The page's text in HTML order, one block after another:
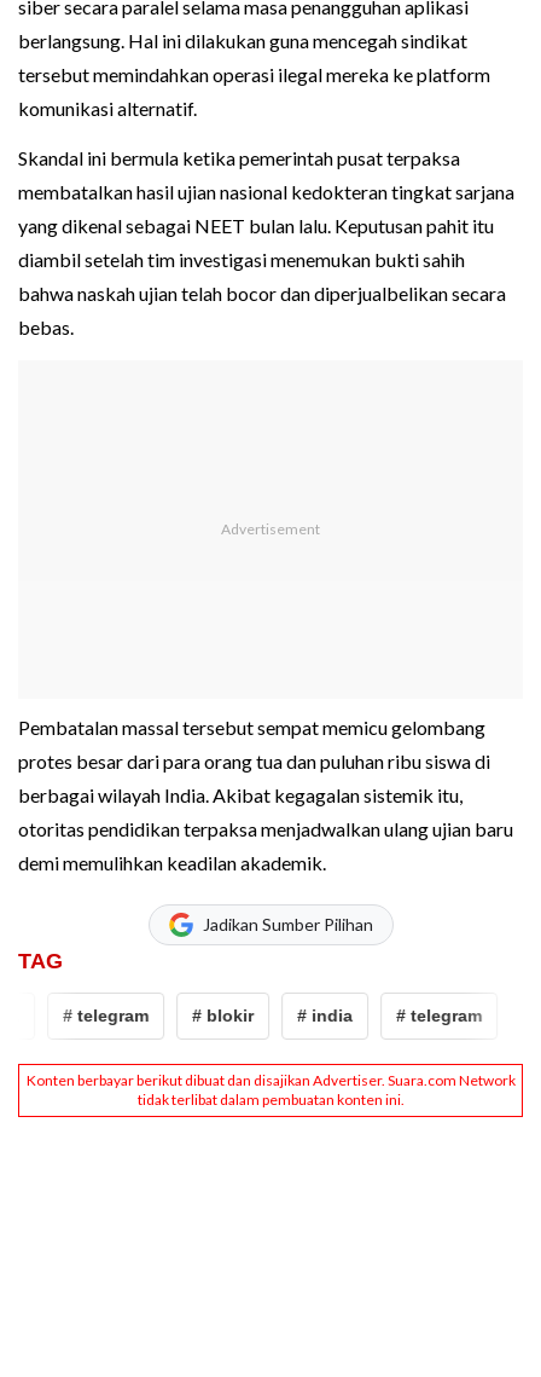
siber secara paralel selama masa penangguhan aplikasi
berlangsung. Hal ini dilakukan guna mencegah sindikat
tersebut memindahkan operasi ilegal mereka ke platform
komunikasi alternatif.
Skandal ini bermula ketika pemerintah pusat terpaksa
membatalkan hasil ujian nasional kedokteran tingkat sarjana
yang dikenal sebagai NEET bulan lalu. Keputusan pahit itu
diambil setelah tim investigasi menemukan bukti sahih
bahwa naskah ujian telah bocor dan diperjualbelikan secara
bebas.
Pembatalan massal tersebut sempat memicu gelombang
protes besar dari para orang tua dan puluhan ribu siswa di
berbagai wilayah India. Akibat kegagalan sistemik itu,
otoritas pendidikan terpaksa menjadwalkan ulang ujian baru
demi memulihkan keadilan akademik.
Jadikan Sumber Pilihan
TAG
# telegram # blokir # india # telegram